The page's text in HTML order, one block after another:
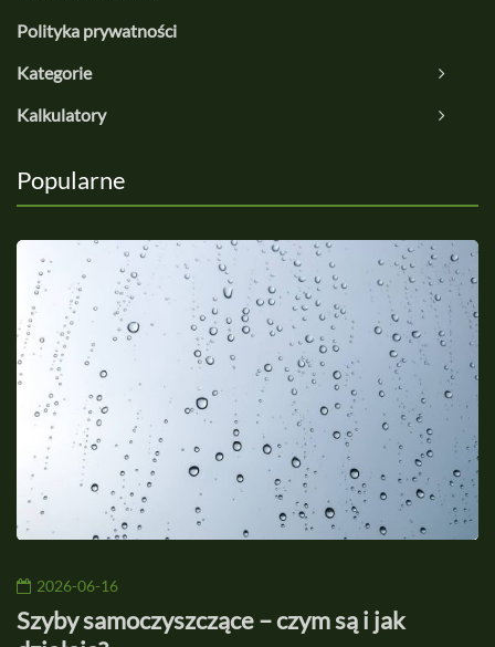
Polityka prywatności
Kategorie
Kalkulatory
Popularne
2026-06-16
Szyby samoczyszczące – czym są i jak